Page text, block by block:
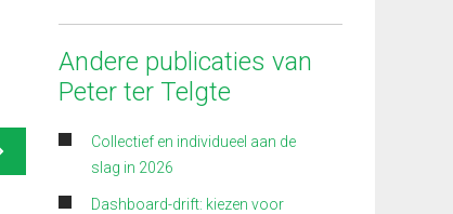
Andere publicaties van
Peter ter Telgte
Collectief en individueel aan de
slag in 2026
Dashboard-drift: kiezen voor